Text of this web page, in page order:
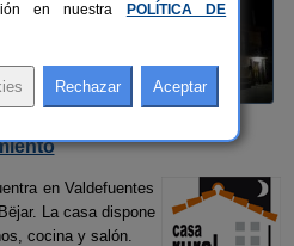
en Valdefuentes
La casa dispone
cocina y salón.
en nuestra
POLÍTICA DE